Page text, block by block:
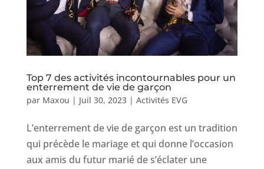
Top 7 des activités incontournables pour un
enterrement de vie de garçon
par Maxou | Juil 30, 2023| Activités EVG
L’enterrement de vie de garçon est un tradition
qui précède le mariage et qui donne l’occasion
aux amis du futur marié de s’éclater une